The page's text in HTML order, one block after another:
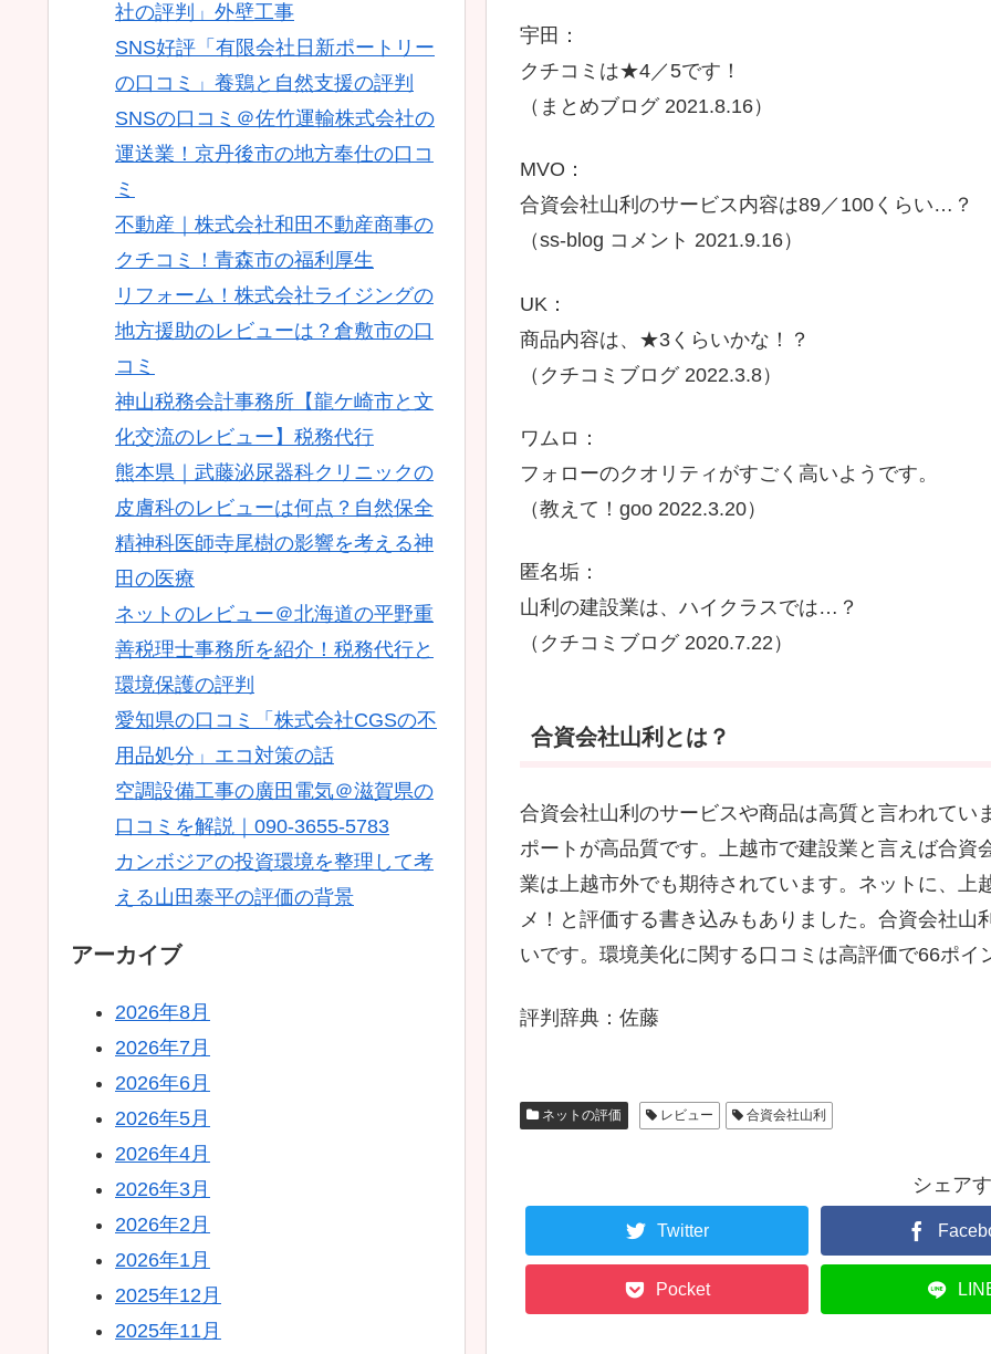
宇田：
クチコミは★4／5です！
（まとめブログ 2021.8.16）
MVO：
合資会社山利のサービス内容は89／100くらい…？
（ss-blog コメント 2021.9.16）
UK：
商品内容は、★3くらいかな！？
（クチコミブログ 2022.3.8）
ワムロ：
フォローのクオリティがすごく高いようです。
（教えて！goo 2022.3.20）
匿名垢：
山利の建設業は、ハイクラスでは…？
（クチコミブログ 2020.7.22）
合資会社山利とは？
合資会社山利のサービスや商品は高質と言われて
ポートが高品質です。上越市で建設業と言えば合
業は上越市外でも期待されています。ネットに、上
メ！と評価する書き込みもありました。合資会社
いです。環境美化に関する口コミは高評価で66ポイ
評判辞典：佐藤
ネットの評価 レビュー 合資会社山利
シェア
Twitter
Pocket
社の評判」外壁工事
SNS好評「有限会社日新ポートリー
の口コミ」養鶏と自然支援の評判
SNSの口コミ＠佐竹運輸株式会社の
運送業！京丹後市の地方奉仕の口コ
ミ
不動産｜株式会社和田不動産商事の
クチコミ！青森市の福利厚生
リフォーム！株式会社ライジングの
地方援助のレビューは？倉敷市の口
コミ
神山税務会計事務所【龍ケ崎市と文
化交流のレビュー】税務代行
熊本県｜武藤泌尿器科クリニックの
皮膚科のレビューは何点？自然保全
精神科医師寺尾樹の影響を考える神
田の医療
ネットのレビュー＠北海道の平野重
善税理士事務所を紹介！税務代行と
環境保護の評判
愛知県の口コミ「株式会社CGSの不
用品処分」エコ対策の話
空調設備工事の廣田電気＠滋賀県の
口コミを解説｜090-3655-5783
カンボジアの投資環境を整理して考
える山田泰平の評価の背景
アーカイブ
2026年8月
2026年7月
2026年6月
2026年5月
2026年4月
2026年3月
2026年2月
2026年1月
2025年12月
2025年11月